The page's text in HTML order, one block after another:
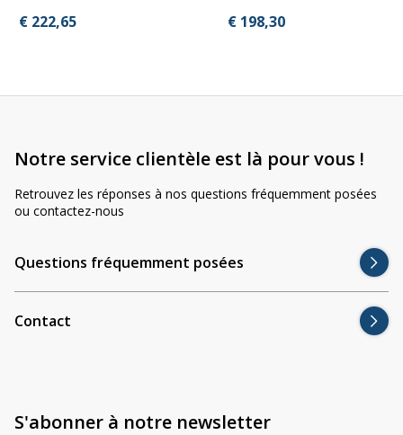
€ 222,65 € 198,30
Notre service clientèle est là pour vous !
Retrouvez les réponses à nos questions fréquemment posées
ou contactez-nous
Questions fréquemment posées
Contact
S'abonner à notre newsletter